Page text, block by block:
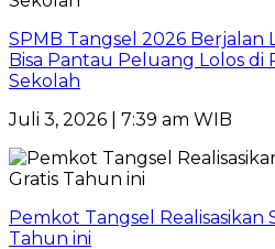
SPMB Tangsel 2026 Berjalan
Bisa Pantau Peluang Lolos di
Sekolah
Juli 3, 2026 | 7:39 am WIB
Pemkot Tangsel Realisasikan
Tahun ini